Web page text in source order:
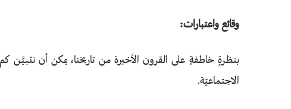
وقائع واعتبارات:
بنظرةٍ خاطفةٍ على القرون الأخيرة من تاريخنا، يمكن أن
الاجتماعيّة.